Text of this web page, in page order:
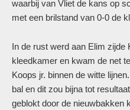
waarbij van Vliet de kans op
met een brilstand van 0-0 de
In de rust werd aan Elim
kleedkamer en kwam de net
Koops jr. binnen de witte
bal en dit zou bijna tot
geblokt door de nieuwbakken